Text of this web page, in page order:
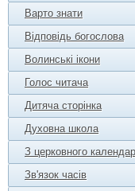
Варто знати
Відповідь богослова
Волинські ікони
Голос читача
Дитяча сторінка
Духовна школа
З церковного
Зв'язок часів